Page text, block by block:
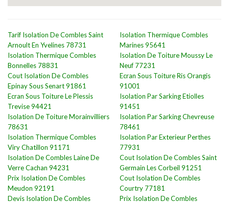
Tarif Isolation De Combles Saint
Arnoult En Yvelines 78731
Isolation Thermique Combles
Bonnelles 78831
Cout Isolation De Combles
Epinay Sous Senart 91861
Ecran Sous Toiture Le Plessis
Trevise 94421
Isolation De Toiture Morainvilliers
78631
Isolation Thermique Combles
Viry Chatillon 91171
Isolation De Combles Laine De
Verre Cachan 94231
Prix Isolation De Combles
Meudon 92191
Devis Isolation De Combles
Isolation Thermique Combles
Marines 95641
Isolation De Toiture Moussy Le
Neuf 77231
Ecran Sous Toiture Ris Orangis
91001
Isolation Par Sarking Etiolles
91451
Isolation Par Sarking Chevreuse
78461
Isolation Par Exterieur Perthes
77931
Cout Isolation De Combles Saint
Germain Les Corbeil 91251
Cout Isolation De Combles
Courtry 77181
Prix Isolation De Combles